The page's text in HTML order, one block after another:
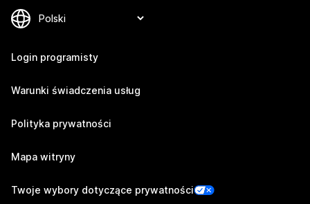
Login programisty
Warunki świadczenia usług
Polityka prywatności
Mapa witryny
Twoje wybory dotyczące prywatności